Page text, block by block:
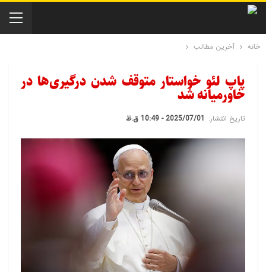
خانه آخرین مطالب
پاپ لئو خواستار متوقف شدن درگیری‌ها در
خاورمیانه شد
تاریخ انتشار: 2025/07/01 - 10:49 ق.ظ